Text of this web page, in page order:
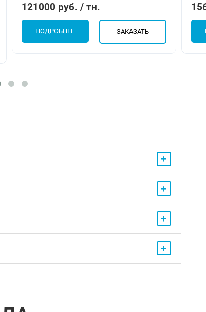
121000 руб. / тн.
ПОДРОБНЕЕ ЗАКАЗАТЬ
+
+
+
+